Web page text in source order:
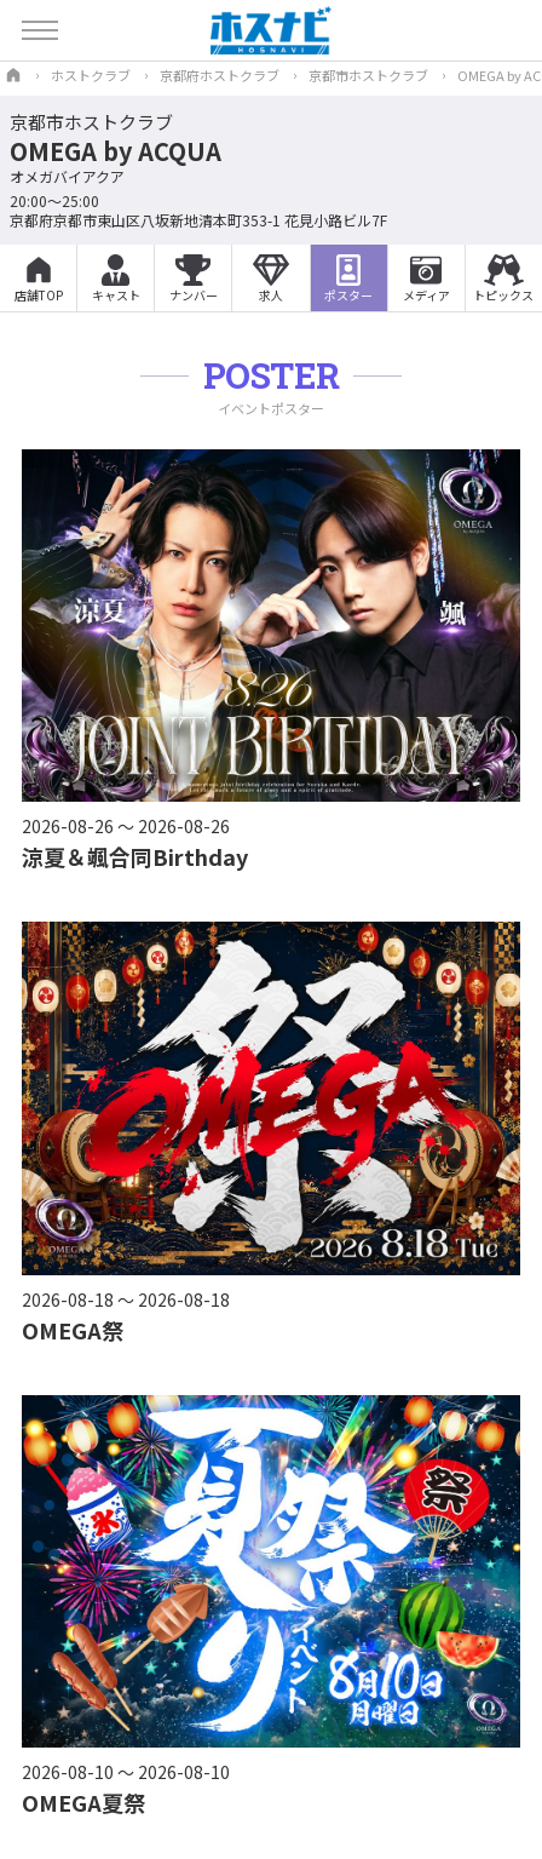
ホストクラブ 京都府ホストクラブ 京都市ホストクラブ OMEGA by
京都市ホストクラブ
OMEGA by ACQUA
オメガバイアクア
20:00～25:00
京都府京都市東山区八坂新地清本町353-1 花見小路ビル7F
店舗TOP キャスト ナンバー 求人 ポスター メディア トピックス
POSTER
イベントポスター
2026-08-26 ～ 2026-08-26
涼夏＆颯合同Birthday
2026-08-18 ～ 2026-08-18
OMEGA祭
2026-08-10 ～ 2026-08-10
OMEGA夏祭